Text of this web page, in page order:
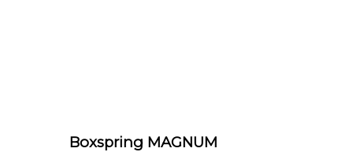
Boxspring MAGNUM